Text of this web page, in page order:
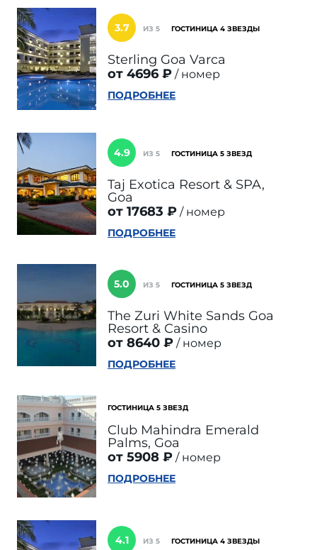
3.7 ИЗ 5 ГОСТИНИЦА 4 ЗВЕЗДЫ
Sterling Goa Varca
от 4696 ₽
номер
ПОДРОБНЕЕ
4.9 ИЗ 5 ГОСТИНИЦА 5 ЗВЕЗД
Taj Exotica Resort & SPA,
Goa
от 17683 ₽
номер
ПОДРОБНЕЕ
5.0 ИЗ 5 ГОСТИНИЦА 5 ЗВЕЗД
The Zuri White Sands Goa
Resort & Casino
от 8640 ₽
номер
ПОДРОБНЕЕ
ГОСТИНИЦА 5 ЗВЕЗД
Club Mahindra Emerald
Palms, Goa
от 5908 ₽
номер
ПОДРОБНЕЕ
4.1 ИЗ 5 ГОСТИНИЦА 4 ЗВЕЗДЫ